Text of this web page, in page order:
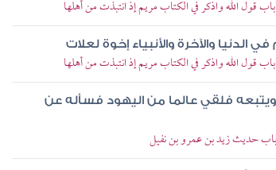
قول الله واذكر في الكتاب مريم إذ انتبذت من أهلها
الدنيا والآخرة والأنبياء إخوة لعلات
قول الله واذكر في الكتاب مريم إذ انتبذت من أهلها
فلقي عالما من اليهود فسأله عن
حديث زيد بن عمرو بن نفيل